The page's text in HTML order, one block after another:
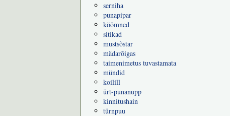
serniha
punapipar
köömned
sitikad
mustsõstar
mädarõigas
taimenimetus tuvastamata
mündid
koilill
ürt-punanupp
kinnitushain
türnpuu